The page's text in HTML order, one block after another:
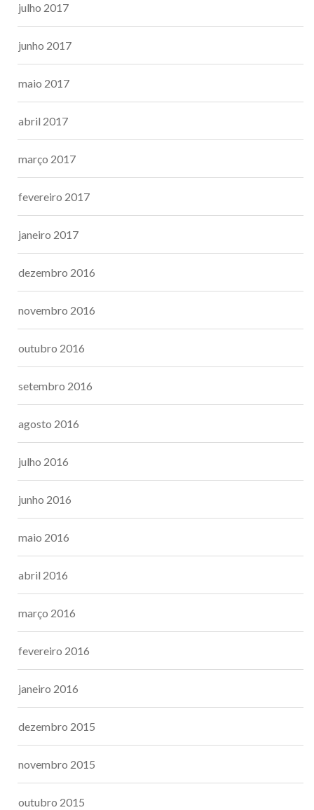
julho 2017
junho 2017
maio 2017
abril 2017
março 2017
fevereiro 2017
janeiro 2017
dezembro 2016
novembro 2016
outubro 2016
setembro 2016
agosto 2016
julho 2016
junho 2016
maio 2016
abril 2016
março 2016
fevereiro 2016
janeiro 2016
dezembro 2015
novembro 2015
outubro 2015